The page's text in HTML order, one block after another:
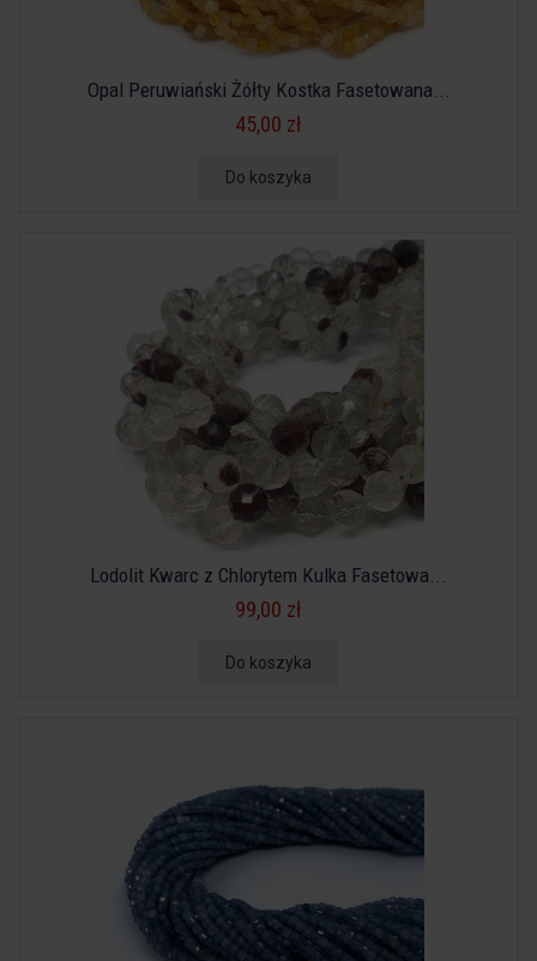
Opal Peruwiański Żółty Kostka Fasetowana...
45,00 zł
Do koszyka
Lodolit Kwarc z Chlorytem Kulka Fasetowa...
99,00 zł
Do koszyka